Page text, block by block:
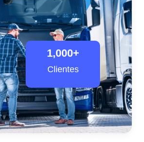
Clientes
1,000+